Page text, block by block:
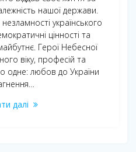
нашої держави.
українського
цінності та
Герої Небесної
віку, професій та
одне: любов до України
далі